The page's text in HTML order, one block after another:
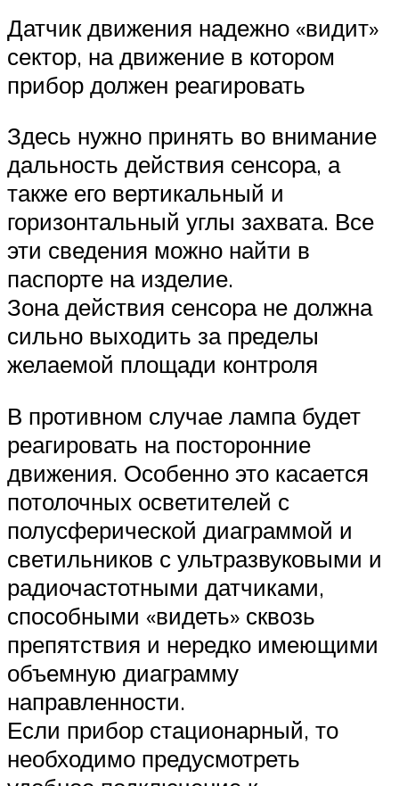
Датчик движения надежно «видит»
сектор, на движение в котором
прибор должен реагировать
Здесь нужно принять во внимание
дальность действия сенсора, а
также его вертикальный и
горизонтальный углы захвата. Все
эти сведения можно найти в
паспорте на изделие.
Зона действия сенсора не должна
сильно выходить за пределы
желаемой площади контроля
В противном случае лампа будет
реагировать на посторонние
движения. Особенно это касается
потолочных осветителей с
полусферической диаграммой и
светильников с ультразвуковыми и
радиочастотными датчиками,
способными «видеть» сквозь
препятствия и нередко имеющими
объемную диаграмму
направленности.
Если прибор стационарный, то
необходимо предусмотреть